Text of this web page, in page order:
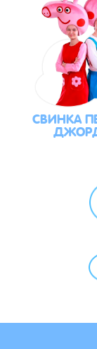
СВИНКА